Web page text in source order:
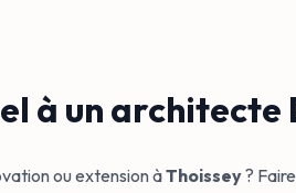
à un architecte
ou extension àThoissey?